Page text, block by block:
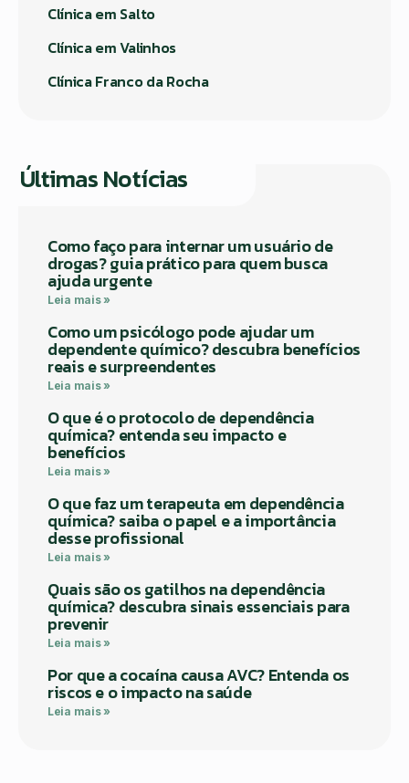
Clínica em Salto
Clínica em Valinhos
Clínica Franco da Rocha
Últimas Notícias
Como faço para internar um usuário de
drogas? guia prático para quem busca
ajuda urgente
Leia mais »
Como um psicólogo pode ajudar um
dependente químico? descubra benefícios
reais e surpreendentes
Leia mais »
O que é o protocolo de dependência
química? entenda seu impacto e
benefícios
Leia mais »
O que faz um terapeuta em dependência
química? saiba o papel e a importância
desse profissional
Leia mais »
Quais são os gatilhos na dependência
química? descubra sinais essenciais para
prevenir
Leia mais »
Por que a cocaína causa AVC? Entenda os
riscos e o impacto na saúde
Leia mais »